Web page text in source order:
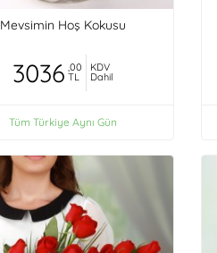
Mevsimin Hoş Kokusu
3036 ,00
TL
KDV
Dahil
Tüm Türkiye Aynı Gün